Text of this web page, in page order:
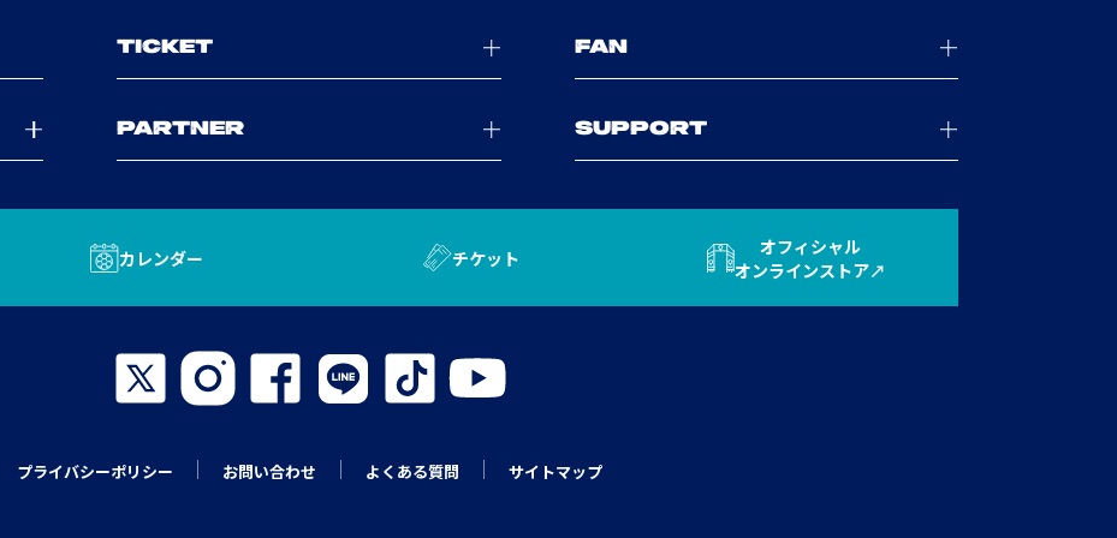
TICKET FAN
PARTNER SUPPORT
カレンダー チケット
オフィシャル
オンラインストア
プライバシーポリシー お問い合わせ よくある質問 サイトマップ